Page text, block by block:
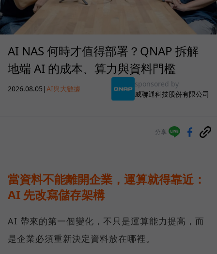
AI NAS 何時才值得部署？QNAP 拆解
地端 AI 的成本、算力與資料門檻
2026.08.05 |AI與大數據
sponsored by
威聯通科技股份有限公司
分享
當資料不能離開企業，運算就得靠近：
AI 先改寫儲存架構
AI 帶來的第一個變化，不只是運算能力提高，而
是企業必須重新決定資料放在哪裡。